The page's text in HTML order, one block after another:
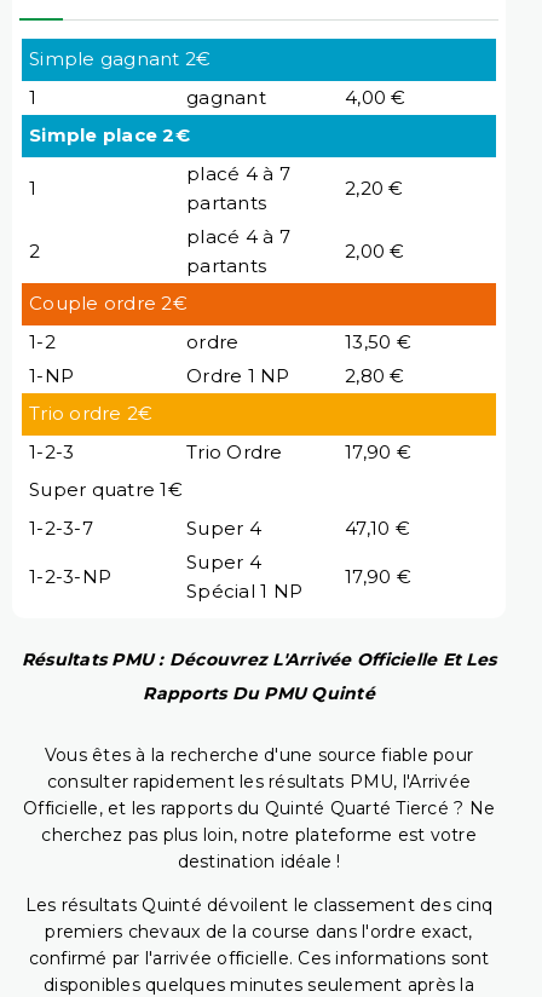
Simple gagnant 2€
1
gagnant
4,00 €
Simple place 2€
1
placé 4 à 7
partants
2,20 €
2
placé 4 à 7
partants
2,00 €
Couple ordre 2€
1-2
ordre
13,50 €
1-NP
Ordre 1 NP
2,80 €
Trio ordre 2€
1-2-3
Trio Ordre
17,90 €
Super quatre 1€
1-2-3-7
Super 4 47,10 €
1-2-3-NP
Super 4
Spécial 1 NP
17,90 €
Résultats PMU : Découvrez L'Arrivée Officielle Et Les
Rapports Du PMU Quinté
Vous êtes à la recherche d'une source fiable pour
consulter rapidement les résultats PMU, l'Arrivée
Officielle, et les rapports du Quinté Quarté Tiercé ? Ne
cherchez pas plus loin, notre plateforme est votre
destination idéale !
Les résultats Quinté dévoilent le classement des cinq
premiers chevaux de la course dans l'ordre exact,
confirmé par l'arrivée officielle. Ces informations sont
disponibles quelques minutes seulement après la